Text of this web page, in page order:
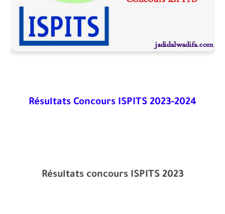
Résultats Concours ISPITS 2023-2024
Résultats concours ISPITS 2023